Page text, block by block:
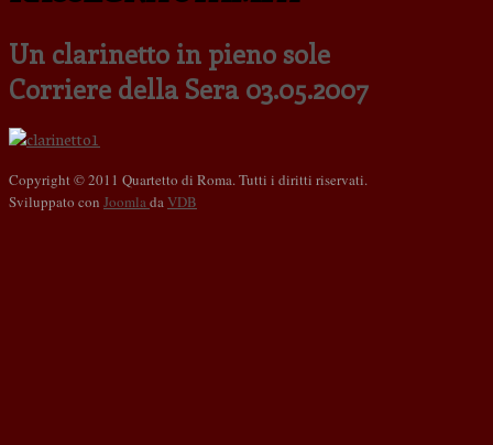
Un clarinetto in pieno sole
Corriere della Sera 03.05.2007
Copyright © 2011 Quartetto di Roma. Tutti i diritti riservati.
Sviluppato con JoomladaVDB